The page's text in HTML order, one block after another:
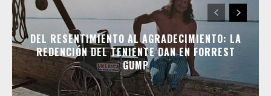
DEL RESENTIMIENTO AL AGRADECIMIENTO: LA
REDENCIÓN DEL TENIENTE DAN EN FORREST
GUMP